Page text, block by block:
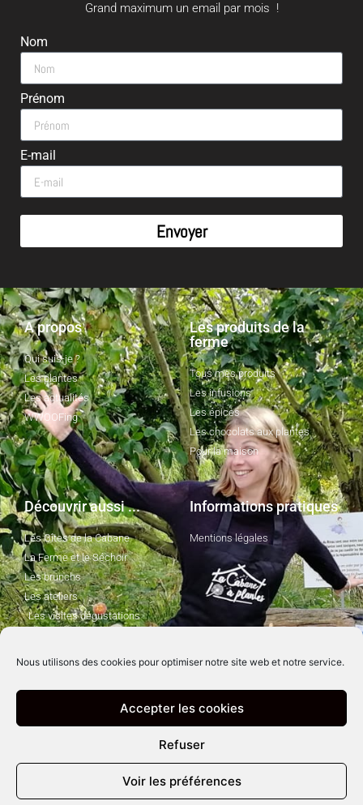
Nous utilisons des cookies pour optimiser notre site web et notre service.
Accepter les cookies
Refuser
Voir les préférences
Grand maximum un email par mois !
Nom
Prénom
E-mail
Envoyer
A propos
Qui suis-je ?
Les plantes
Les actualités
WWOOFing
Les produits de la
ferme
Tous mes produits
Les infusions
Les épices
Les chocolats aux plantes
Pour la maison
Découvrir aussi ...
Les Gîtes de la Cabane
La Ferme et le Séchoir
Les brunchs
Les ateliers
Les visites dégustations
Informations pratiques
Mentions légales
Suivez-moi !
© La Cabane à Plantes 2021 - Site parBAZIXX